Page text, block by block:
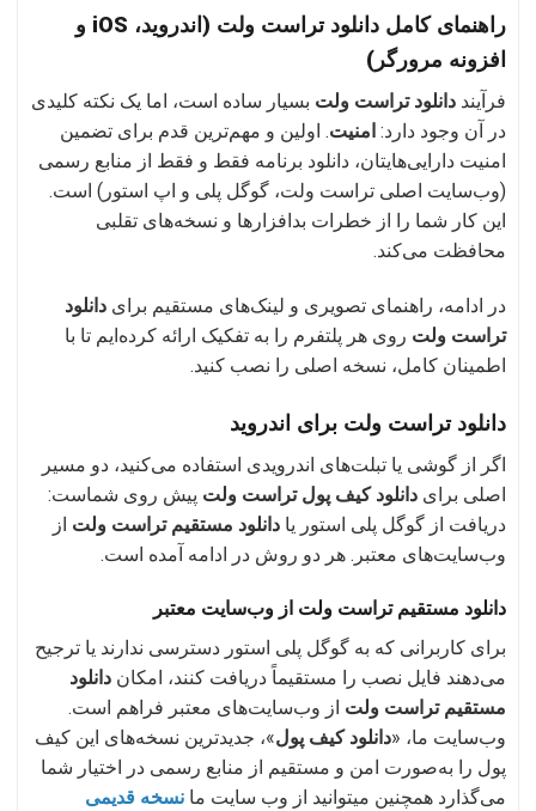
راهنمای کامل دانلود تراست ولت (اندروید، iOS و
افزونه مرورگر)
فرآیند دانلود تراست ولت بسیار ساده است، اما یک نکته کلیدی
در آن وجود دارد: امنیت. اولین و مهم‌ترین قدم برای تضمین
امنیت دارایی‌هایتان، دانلود برنامه فقط و فقط از منابع رسمی
(وب‌سایت اصلی تراست ولت، گوگل پلی و اپ استور) است.
این کار شما را از خطرات بدافزارها و نسخه‌های تقلبی
محافظت می‌کند.
در ادامه، راهنمای تصویری و لینک‌های مستقیم برای دانلود
تراست ولت روی هر پلتفرم را به تفکیک ارائه کرده‌ایم تا با
اطمینان کامل، نسخه اصلی را نصب کنید.
دانلود تراست ولت برای اندروید
اگر از گوشی یا تبلت‌های اندرویدی استفاده می‌کنید، دو مسیر
اصلی برای دانلود کیف پول تراست ولت پیش روی شماست:
دریافت از گوگل پلی استور یا دانلود مستقیم تراست ولت از
وب‌سایت‌های معتبر. هر دو روش در ادامه آمده است.
دانلود مستقیم تراست ولت از وب‌سایت معتبر
برای کاربرانی که به گوگل پلی استور دسترسی ندارند یا ترجیح
می‌دهند فایل نصب را مستقیماً دریافت کنند، امکان دانلود
مستقیم تراست ولت از وب‌سایت‌های معتبر فراهم است.
وب‌سایت ما، «دانلود کیف پول»، جدیدترین نسخه‌های این کیف
پول را به‌صورت امن و مستقیم از منابع رسمی در اختیار شما
می‌گذارد همچنین میتوانید از وب سایت ما نسخه قدیمی